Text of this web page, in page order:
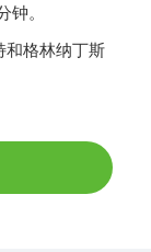
。
和格林纳丁斯